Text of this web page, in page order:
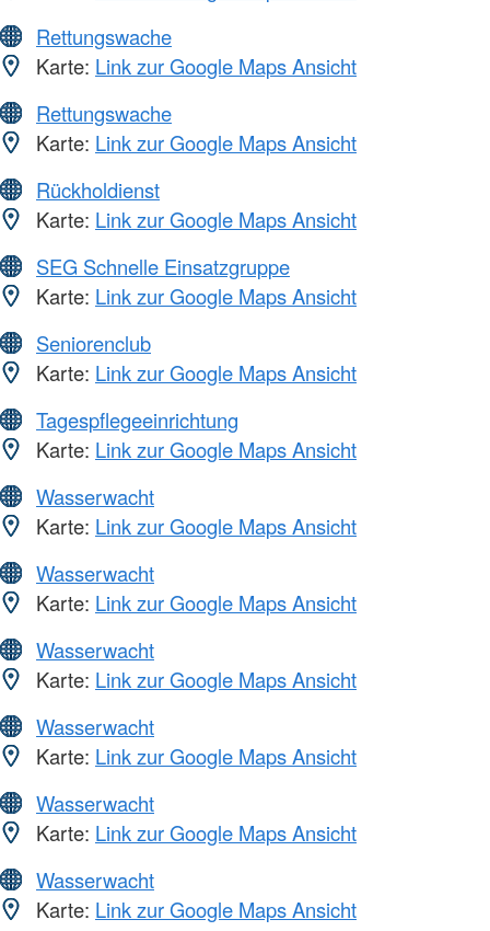
Rettungswache
Karte: Link zur Google Maps Ansicht
Rettungswache
Karte: Link zur Google Maps Ansicht
Rückholdienst
Karte: Link zur Google Maps Ansicht
SEG Schnelle Einsatzgruppe
Karte: Link zur Google Maps Ansicht
Seniorenclub
Karte: Link zur Google Maps Ansicht
Tagespflegeeinrichtung
Karte: Link zur Google Maps Ansicht
Wasserwacht
Karte: Link zur Google Maps Ansicht
Wasserwacht
Karte: Link zur Google Maps Ansicht
Wasserwacht
Karte: Link zur Google Maps Ansicht
Wasserwacht
Karte: Link zur Google Maps Ansicht
Wasserwacht
Karte: Link zur Google Maps Ansicht
Wasserwacht
Karte: Link zur Google Maps Ansicht